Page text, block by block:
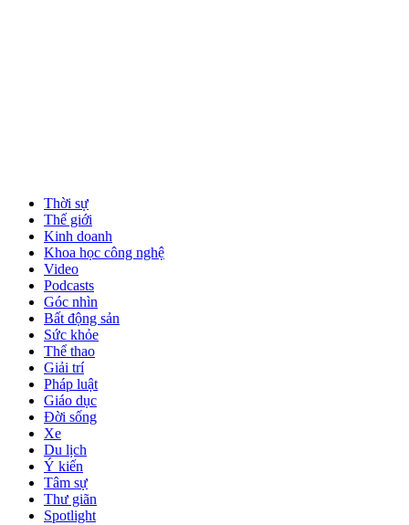
Thời sự
Thế giới
Kinh doanh
Khoa học công nghệ
Video
Podcasts
Góc nhìn
Bất động sản
Sức khỏe
Thể thao
Giải trí
Pháp luật
Giáo dục
Đời sống
Xe
Du lịch
Ý kiến
Tâm sự
Thư giãn
Spotlight